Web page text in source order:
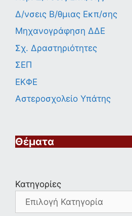
Δ/νσεις Β/θμιας Εκπ/σης
Μηχανογράφηση ΔΔΕ
Σχ. Δραστηριότητες
ΣΕΠ
ΕΚΦΕ
Αστεροσχολείο Υπάτης
Θέματα
Κατηγορίες